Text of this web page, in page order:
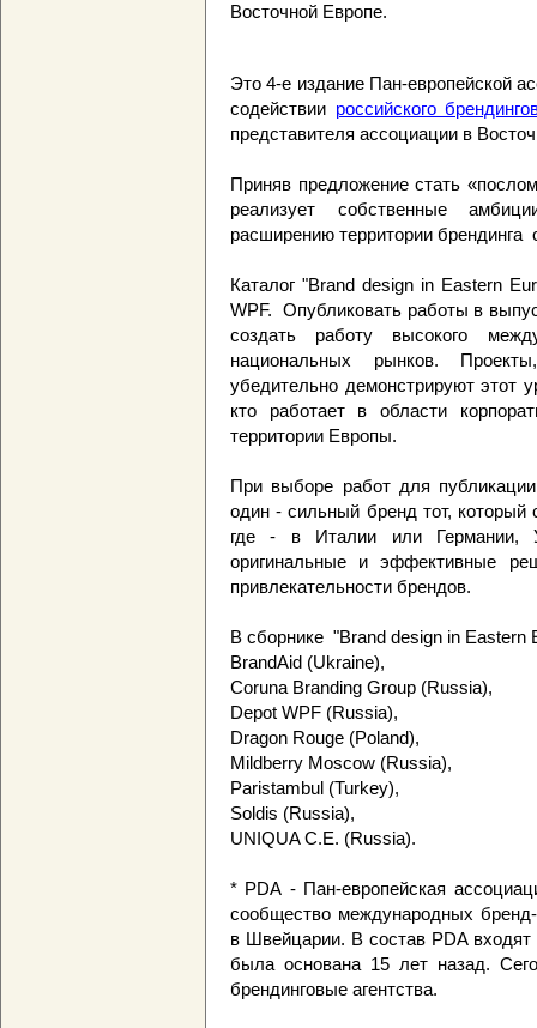
Восточной Европе.
Это 4-е издание Пан-европейской
содействии российского
представителя ассоциации в
Приняв предложение стать
реализует собственные
расширению территории брендинга
Каталог "Brand design in Eastern
WPF. Опубликовать работы в
создать работу высокого
национальных рынков.
убедительно демонстрируют этот
кто работает в области
территории Европы.
При выборе работ для
один - сильный бренд тот,
где - в Италии или Германии,
оригинальные и эффективные
привлекательности брендов.
В сборнике "Brand design in Eastern
BrandAid (Ukraine),
Coruna Branding Group (Russia),
Depot WPF (Russia),
Dragon Rouge (Poland),
Mildberry Moscow (Russia),
Paristambul (Turkey),
Soldis (Russia),
UNIQUA C.E. (Russia).
* PDA - Пан-европейская
сообщество международных
в Швейцарии. В состав PDA входят
была основана 15 лет назад.
брендинговые агентства.